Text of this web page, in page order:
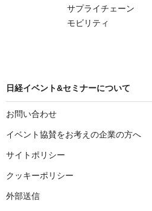
サプライチェーン
モビリティ
日経イベント&セミナーについて
お問い合わせ
イベント協賛をお考えの企業の方へ
サイトポリシー
クッキーポリシー
外部送信